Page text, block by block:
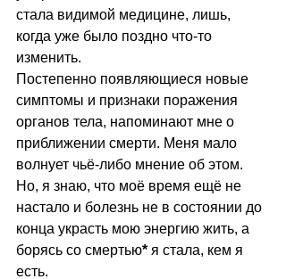
стала видимой медицине, лишь,
когда уже было поздно что-то
изменить.
Постепенно появляющиеся новые
симптомы и признаки поражения
органов тела, напоминают мне о
приближении смерти. Меня мало
волнует чьё-либо мнение об этом.
Но, я знаю, что моё время ещё не
настало и болезнь не в состоянии до
конца украсть мою энергию жить, а
борясь со смертью* я стала, кем я
есть.